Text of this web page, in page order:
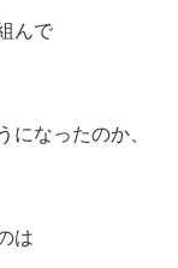
んで
になったのか、
は